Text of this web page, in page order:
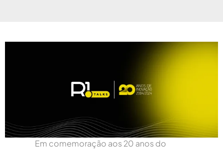
Em comemoração aos 20 anos do